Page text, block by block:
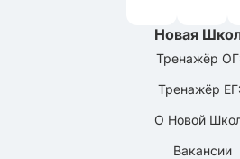
Новая
Тренажёр
Тренажёр
О Новой
Вакансии